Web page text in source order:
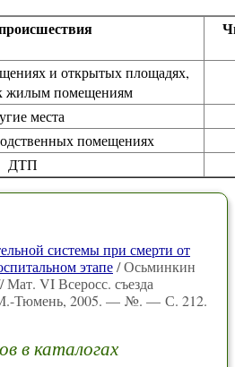
и открытых площадях,
жилым помещениям
места
помещениях
ДТП
системы при смерти от
этапе/ Осьминкин
VI Всеросс. съезда
Тюмень, 2005. — №. — С. 212.
в каталогах